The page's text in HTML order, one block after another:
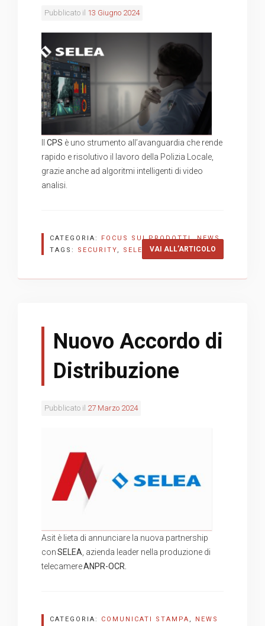
Pubblicato il 13 Giugno 2024
CPS è uno strumento all’avanguardia che rende
rapido e risolutivo il lavoro della Polizia Locale,
grazie anche ad algoritmi intelligenti di video
analisi.
VAI ALL’ARTICOLO
CATEGORIA: FOCUS SUI PRODOTTI,NEWS
TAGS: SECURITY, SELEA ,TVCC
Nuovo Accordo di
Distribuzione
Pubblicato il 27 Marzo 2024
Asit è lieta di annunciare la nuova partnership
conSELEA , azienda leader nella produzione di
telecamereANPR-OCR.
CATEGORIA: COMUNICATI STAMPA , NEWS